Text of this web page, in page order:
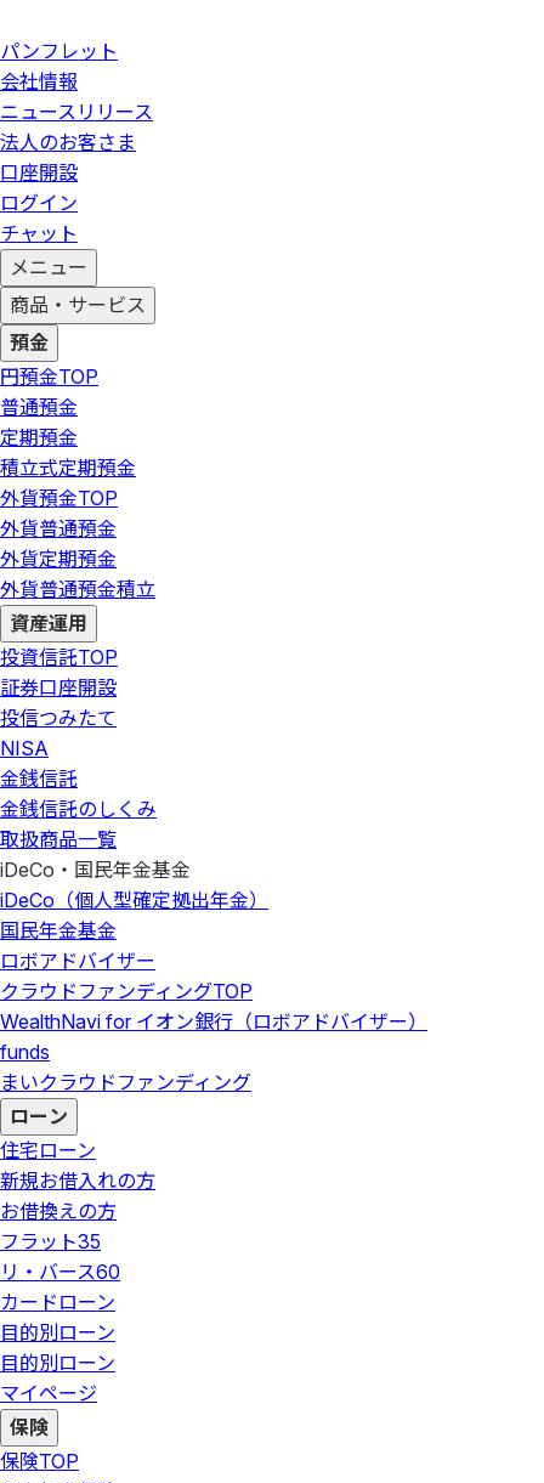
パンフレット
会社情報
ニュースリリース
法人のお客さま
口座開設
ログイン
チャット
メニュー
商品・サービス
預金
円預金TOP
普通預金
定期預金
積立式定期預金
外貨預金TOP
外貨普通預金
外貨定期預金
外貨普通預金積立
資産運用
投資信託TOP
証券口座開設
投信つみたて
NISA
金銭信託
金銭信託のしくみ
取扱商品一覧
iDeCo・国民年金基金
iDeCo（個人型確定拠出年金）
国民年金基金
ロボアドバイザー
クラウドファンディングTOP
WealthNavi for イオン銀行（ロボアドバイザー）
funds
まいクラウドファンディング
ローン
住宅ローン
新規お借入れの方
お借換えの方
フラット35
リ・バース60
カードローン
目的別ローン
目的別ローン
マイページ
保険
保険TOP